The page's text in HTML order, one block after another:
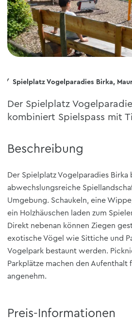
Spielplatz Vogelparadies Birka,
Der Spielplatz
kombiniert Spielspass mit
Beschreibung
Der Spielplatz Vogelparadies Birka
abwechslungsreiche
Umgebung. Schaukeln, eine
ein Holzhäuschen laden zum
Direkt nebenan können Ziegen
exotische Vögel wie Sittiche und
Vogelpark bestaunt werden.
Parkplätze machen den Aufenthalt
angenehm.
Preis-Informationen